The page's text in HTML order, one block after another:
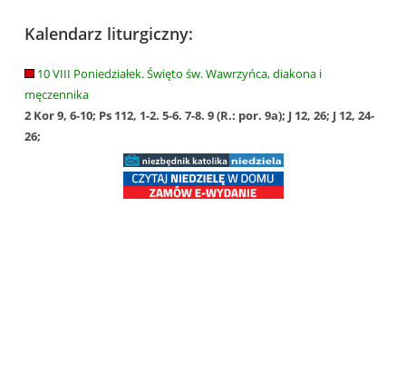
Kalendarz liturgiczny:
10 VIII Poniedziałek. Święto św. Wawrzyńca, diakona i
męczennika
2 Kor 9, 6-10; Ps 112, 1-2. 5-6. 7-8. 9 (R.: por. 9a); J 12, 26; J 12, 24-
26;